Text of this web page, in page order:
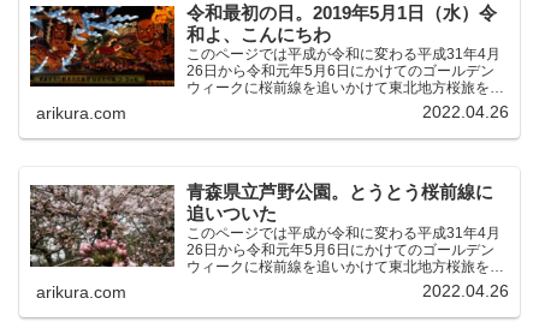
令和最初の日。2019年5月1日（水）令
和よ、こんにちわ
このページでは平成が令和に変わる平成31年4月
26日から令和元年5月6日にかけてのゴールデン
ウィークに桜前線を追いかけて東北地方桜旅を車
中泊大遠征10泊11日した時の記録をまとめたも
のです。（結論）「桜前線なんてものはテレビの
中にしか存在し...
arikura.com 2022.04.26
青森県立芦野公園。とうとう桜前線に
追いついた
このページでは平成が令和に変わる平成31年4月
26日から令和元年5月6日にかけてのゴールデン
ウィークに桜前線を追いかけて東北地方桜旅を車
中泊大遠征10泊11日した時の記録をまとめたも
のです。（結論）「桜前線なんてものはテレビの
中にしか存在し...
arikura.com 2022.04.26